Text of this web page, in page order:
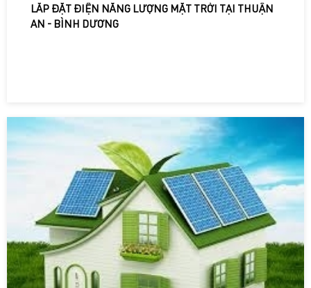
LẮP ĐẶT ĐIỆN NĂNG LƯỢNG MẶT TRỜI TẠI THUẬN
AN - BÌNH DƯƠNG